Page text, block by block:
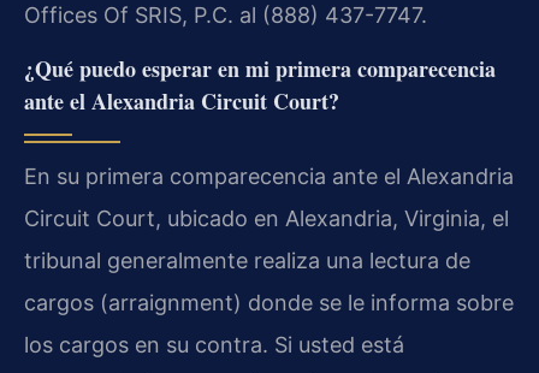
Offices Of SRIS, P.C. al (888) 437-7747.
¿Qué puedo esperar en mi primera comparecencia
ante el Alexandria Circuit Court?
En su primera comparecencia ante el Alexandria
Circuit Court, ubicado en Alexandria, Virginia, el
tribunal generalmente realiza una lectura de
cargos (arraignment) donde se le informa sobre
los cargos en su contra. Si usted está